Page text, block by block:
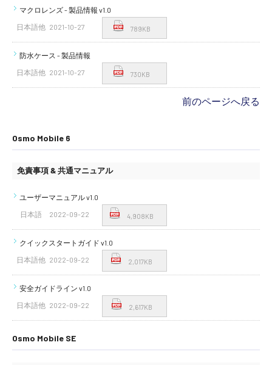
マクロレンズ - 製品情報 v1.0
日本語他 2021-10-27 789KB
防水ケース - 製品情報
日本語他 2021-10-27 730KB
前のページへ戻る
Osmo Mobile 6
免責事項 & 共通マニュアル
ユーザーマニュアル v1.0
日本語
2022-09-22 4,908KB
クイックスタートガイド v1.0
日本語他 2022-09-22 2,017KB
安全ガイドライン v1.0
日本語他 2022-09-22 2,617KB
Osmo Mobile SE